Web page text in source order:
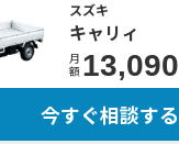
スズキ
キャリィ
月
額 13,090
今すぐ相談する